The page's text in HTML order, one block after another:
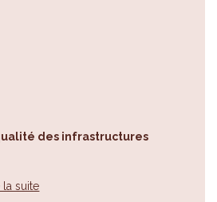
des infrastructures
la suite